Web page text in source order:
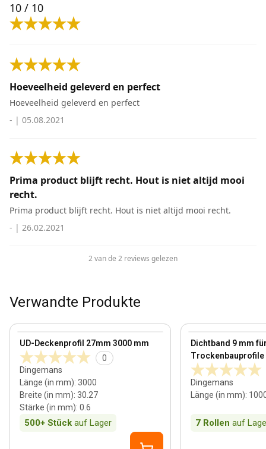
10 / 10
Hoeveelheid geleverd en perfect
Hoeveelheid geleverd en perfect
- | 05.08.2021
Prima product blijft recht. Hout is niet altijd mooi
recht.
Prima product blijft recht. Hout is niet altijd mooi recht.
- | 26.02.2021
2 van de 2 reviews gelezen
Verwandte Produkte
UD-Deckenprofil 27mm 3000 mm
0
Dingemans
Länge (in mm): 3000
Breite (in mm): 30.27
Stärke (in mm): 0.6
500+ Stück auf Lager
View product
Dichtband 9 mm
Trockenbauprofile
Dingemans
Länge (in mm):
7 Rollen auf
View product